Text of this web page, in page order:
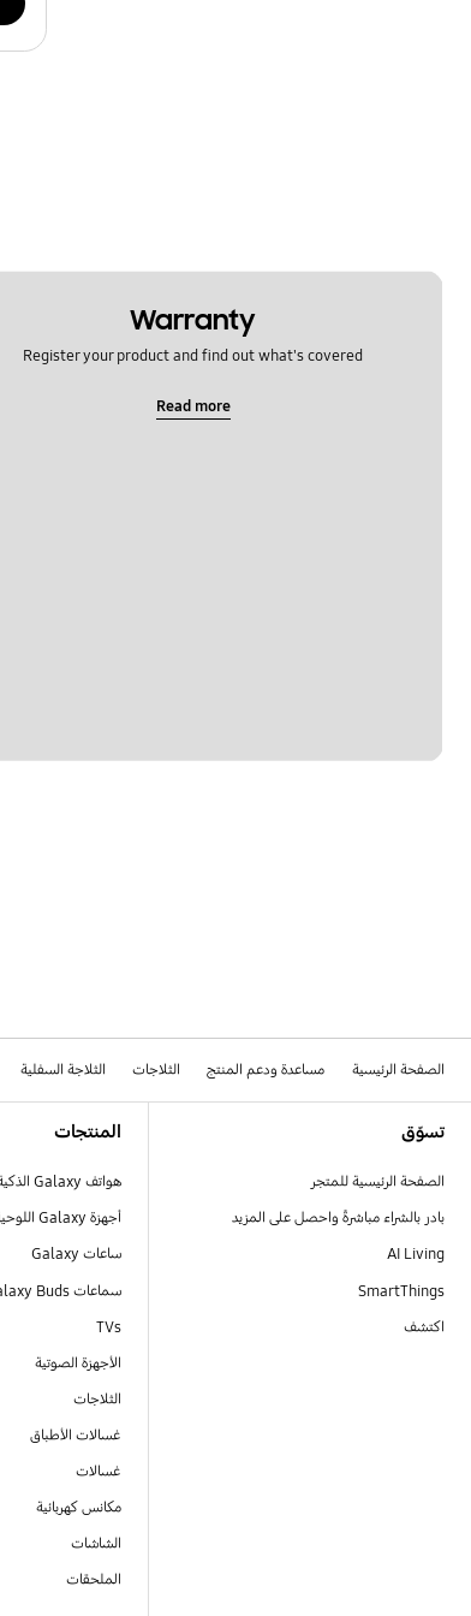
Warranty
Register your product and find out what's covered
Read more
الصفحة الرئيسية مساعدة ودعم المنتج الثلاجات الثلاجة السفلية
تسوّق
الصفحة الرئيسية للمتجر
بادر بالشراء مباشرةً واحصل على المزيد
AI Living
SmartThings
اكتشف
المنتجات
هواتف Galaxy الذكية
أجهزة Galaxy اللوحية
ساعات Galaxy
سماعات Galaxy Buds
TVs
الأجهزة الصوتية
الثلاجات
غسالات الأطباق
غسالات
مكانس كهربائية
الشاشات
الملحقات